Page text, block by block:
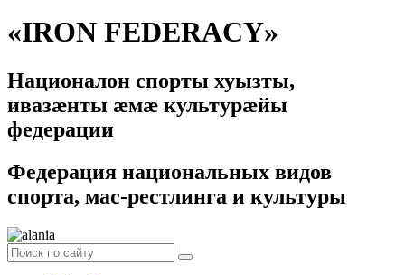
«IRON FEDERACY»
Националон спорты хуызты,
ивазӕнты ӕмӕ культурӕйы
федерации
Федерация национальных видов
спорта, мас-рестлинга и культуры